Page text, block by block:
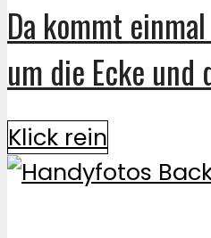
Da kommt
um die Ecke und
Klick rein